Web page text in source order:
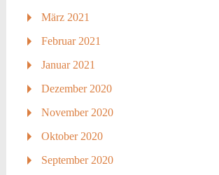
März 2021
Februar 2021
Januar 2021
Dezember 2020
November 2020
Oktober 2020
September 2020